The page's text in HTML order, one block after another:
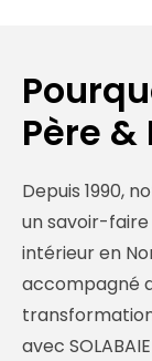
Père
Depuis 1990,
un savoir-
intérieur en
accompagné
avec